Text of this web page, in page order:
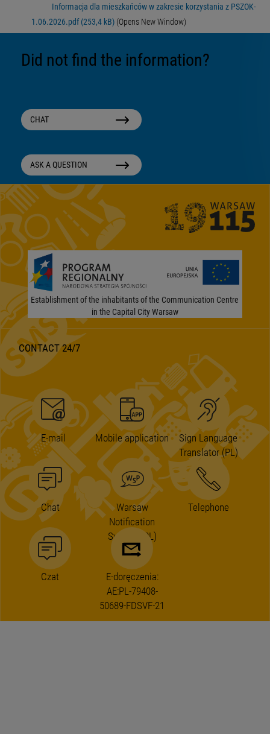
Informacja dla mieszkańców w zakresie korzystania z PSZOK-
1.06.2026.pdf (253,4 kB) (Opens New Window)
Did not find the information?
CHAT
ASK A QUESTION
Establishment of the inhabitants of the Communication Centre
in the Capital City Warsaw
CONTACT 24/7
E-mail Mobile application
Sign Language
Translator (PL)
Chat
Warsaw
Notification
System (PL)
Telephone
Czat
E-doręczenia:
AE:PL-79408-
50689-FDSVF-21